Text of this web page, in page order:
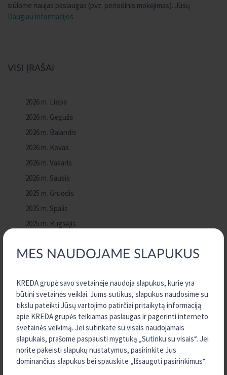
MES NAUDOJAME SLAPUKUS
KREDA grupė savo svetainėje naudoja slapukus, kurie yra
būtini svetainės veiklai. Jums sutikus, slapukus naudosime su
tikslu pateikti Jūsų vartojimo patirčiai pritaikytą informaciją
apie KREDA grupės teikiamas paslaugas ir pagerinti interneto
svetainės veikimą. Jei sutinkate su visais naudojamais
slapukais, prašome paspausti mygtuką „Sutinku su visais“. Jei
norite pakeisti slapukų nustatymus, pasirinkite Jus
dominančius slapukus bei spauskite „Išsaugoti pasirinkimus“.
siūlome naujas paslaugas (pvz. periodinis mokėjimas). Jūsų
Daugiau informacijos
VISI ĮRAŠAI
2026 m. Liepa
2026 m. Gegužė
2026 m. Balandis
2026 m. Kovas
2026 m. Vasaris
2026 m. Sausis
2025 m. Gruodis
2025 m. Spalis
2025 m. Rugsėjis
2025 m. Gegužė
2025 m. Vasaris
2025 m. Sausis
2024 m. Gruodis
2024 m. Spalis
2024 m. Rugsėjis
2024 m. Rugpjūtis